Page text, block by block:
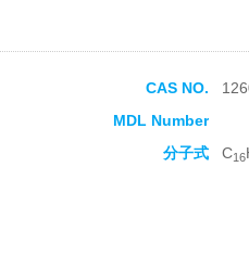
CAS NO.
MDL Number
分子式 C16